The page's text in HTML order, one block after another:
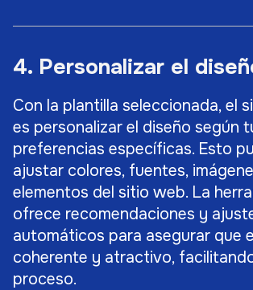
4. Personalizar el
Con la plantilla seleccionada, el
es personalizar el diseño según
preferencias específicas. Esto
ajustar colores, fuentes,
elementos del sitio web. La
ofrece recomendaciones y
automáticos para asegurar que
coherente y atractivo,
proceso.